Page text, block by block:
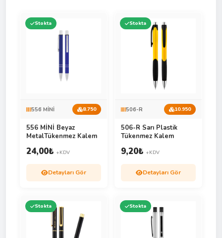
Stokta
556 MİNİ 8.750
556 MİNİ Beyaz
MetalTükenmez Kalem
24,00₺ +KDV
Detayları Gör
Stokta
506-R 10.950
506-R Sarı Plastik
Tükenmez Kalem
9,20₺ +KDV
Detayları Gör
Stokta Stokta